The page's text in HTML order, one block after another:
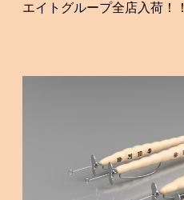
エイトグループ全店入荷！！